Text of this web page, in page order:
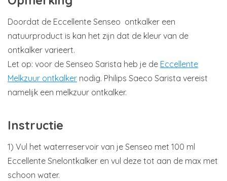
Doordat de Eccellente Senseo ontkalker een
natuurproduct is kan het zijn dat de kleur van de
ontkalker varieert.
Let op: voor de Senseo Sarista heb je de Eccellente
Melkzuur ontkalker nodig. Philips Saeco Sarista vereist
namelijk een melkzuur ontkalker.
Instructie
1) Vul het waterreservoir van je Senseo met 100 ml
Eccellente Snelontkalker en vul deze tot aan de max met
schoon water.